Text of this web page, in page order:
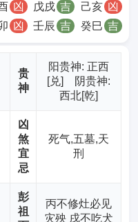
凶 壬辰 吉 癸巳 吉
凶 戊戌 吉 己亥 凶
贵
神
阳贵神: 正西
[兑] 阴贵神:
西北[乾]
凶
煞
宜
忌
死气,五墓,天
刑
彭
祖
丙不修灶必见
灾殃 戌不吃犬